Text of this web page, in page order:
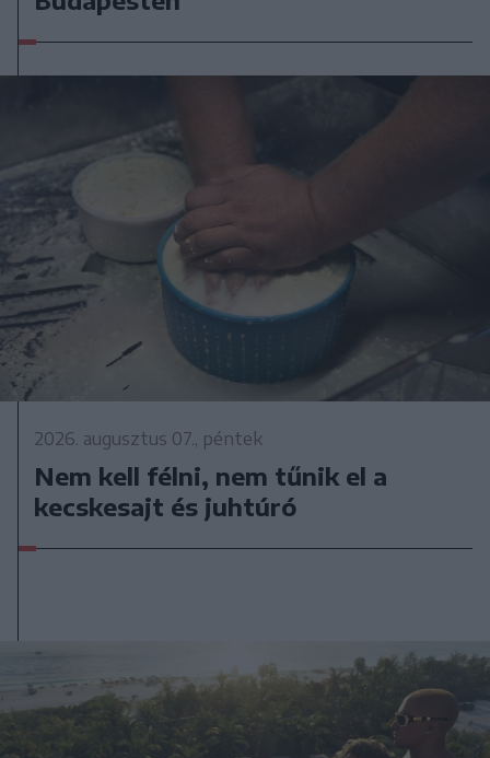
2026. augusztus 07., péntek
Nem kell félni, nem tűnik el a
kecskesajt és juhtúró